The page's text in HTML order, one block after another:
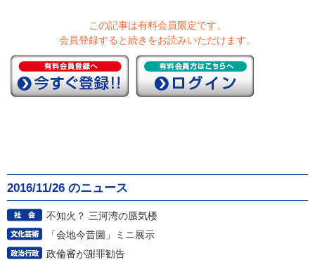
この記事は有料会員限定です。
会員登録すると続きをお読みいただけます。
2016/11/26 のニュース
不知火？ 三河湾の蜃気楼
「会地今昔圖」ミニ展示
政倫審が謝罪勧告